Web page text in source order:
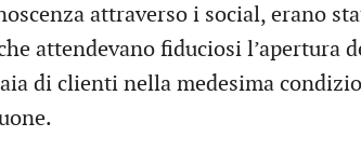
attraverso i social, erano
attendevano fiduciosi l’apertura
di clienti nella medesima